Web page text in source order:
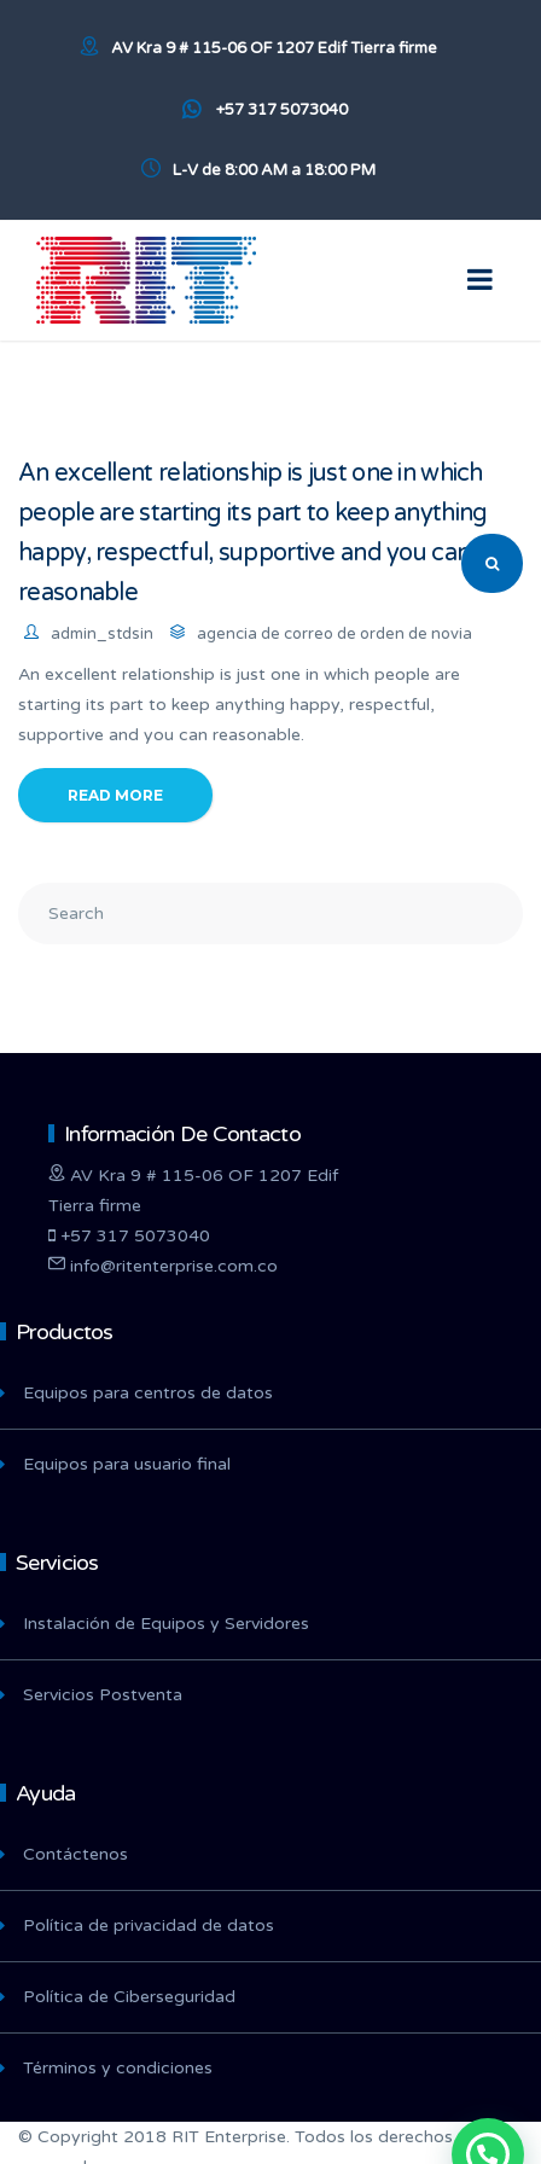
AV Kra 9 # 115-06 OF 1207 Edif Tierra firme
+57 317 5073040
L-V de 8:00 AM a 18:00 PM
An excellent relationship is just one in which
people are starting its part to keep anything
happy, respectful, supportive and you can
reasonable
admin_stdsin agencia de correo de orden de novia
An excellent relationship is just one in which people are
starting its part to keep anything happy, respectful,
supportive and you can reasonable.
READ MORE
Información De Contacto
AV Kra 9 # 115-06 OF 1207 Edif
Tierra firme
+57 317 5073040
info@ritenterprise.com.co
Productos
Equipos para centros de datos
Equipos para usuario final
Servicios
Instalación de Equipos y Servidores
Servicios Postventa
Ayuda
Contáctenos
Política de privacidad de datos
Política de Ciberseguridad
Términos y condiciones
© Copyright 2018 RIT Enterprise. Todos los derechos